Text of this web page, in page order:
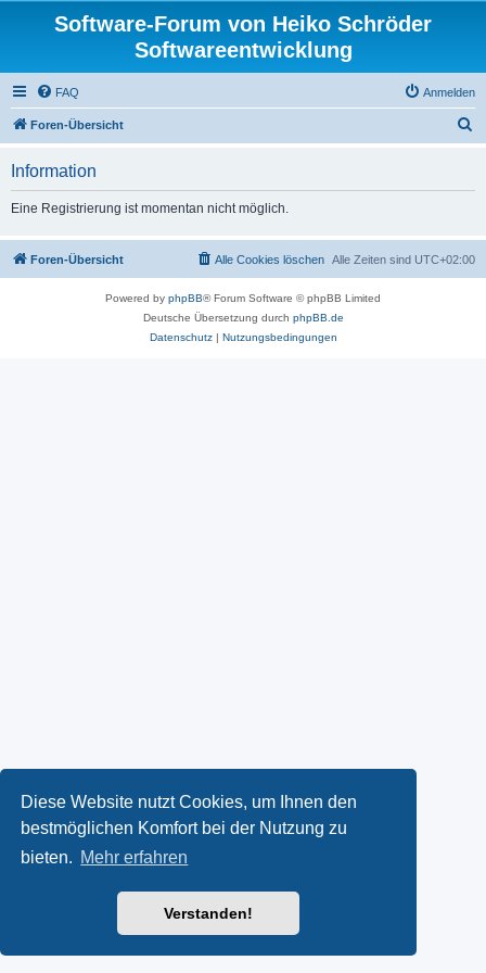
Diese Website nutzt Cookies, um Ihnen den
bestmöglichen Komfort bei der Nutzung zu
bieten. Mehr erfahren
Verstanden!
Software-Forum von Heiko Schröder
Softwareentwicklung
FAQ Anmelden
Foren-Übersicht
Information
Eine Registrierung ist momentan nicht möglich.
Foren-Übersicht Alle Zeiten sind UTC+02:00
Alle Cookies löschen
Powered by phpBB® Forum Software © phpBB Limited
Deutsche Übersetzung durch phpBB.de
Datenschutz| Nutzungsbedingungen